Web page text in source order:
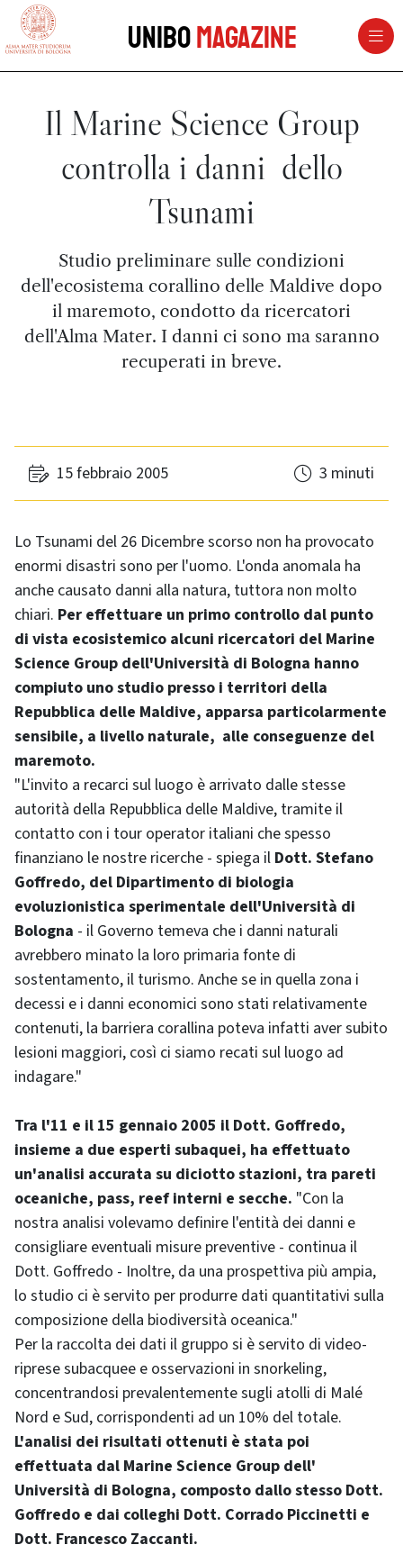
vai al contenuto della pagina
UniboMagazine
Il Marine Science Group
controlla i danni dello
Tsunami
Studio preliminare sulle condizioni
dell'ecosistema corallino delle Maldive dopo
il maremoto, condotto da ricercatori
dell'Alma Mater. I danni ci sono ma saranno
recuperati in breve.
15 febbraio 2005 3 minuti
Lo Tsunami del 26 Dicembre scorso non ha provocato
enormi disastri sono per l'uomo. L'onda anomala ha
anche causato danni alla natura, tuttora non molto
chiari. Per effettuare un primo controllo dal punto
di vista ecosistemico alcuni ricercatori del Marine
Science Group dell'Università di Bologna hanno
compiuto uno studio presso i territori della
Repubblica delle Maldive, apparsa particolarmente
sensibile, a livello naturale, alle conseguenze del
maremoto.
"L'invito a recarci sul luogo è arrivato dalle stesse
autorità della Repubblica delle Maldive, tramite il
contatto con i tour operator italiani che spesso
finanziano le nostre ricerche - spiega il Dott. Stefano
Goffredo, del Dipartimento di biologia
evoluzionistica sperimentale dell'Università di
Bologna - il Governo temeva che i danni naturali
avrebbero minato la loro primaria fonte di
sostentamento, il turismo. Anche se in quella zona i
decessi e i danni economici sono stati relativamente
contenuti, la barriera corallina poteva infatti aver subito
lesioni maggiori, così ci siamo recati sul luogo ad
indagare."
Tra l'11 e il 15 gennaio 2005 il Dott. Goffredo,
insieme a due esperti subaquei, ha effettuato
un'analisi accurata su diciotto stazioni, tra pareti
oceaniche, pass, reef interni e secche. "Con la
nostra analisi volevamo definire l'entità dei danni e
consigliare eventuali misure preventive - continua il
Dott. Goffredo - Inoltre, da una prospettiva più ampia,
lo studio ci è servito per produrre dati quantitativi sulla
composizione della biodiversità oceanica."
Per la raccolta dei dati il gruppo si è servito di video-
riprese subacquee e osservazioni in snorkeling,
concentrandosi prevalentemente sugli atolli di Malé
Nord e Sud, corrispondenti ad un 10% del totale.
L'analisi dei risultati ottenuti è stata poi
effettuata dal Marine Science Group dell'
Università di Bologna, composto dallo stesso Dott.
Goffredo e dai colleghi Dott. Corrado Piccinetti e
Dott. Francesco Zaccanti.